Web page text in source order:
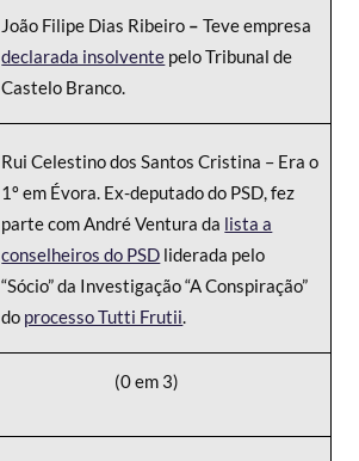
João Filipe Dias Ribeiro –Teve empresa
declarada insolvente pelo Tribunal de
Castelo Branco.
Rui Celestino dos Santos Cristina – Era o
1º em Évora. Ex-deputado do PSD, fez
parte com André Ventura da lista a
conselheiros do PSD liderada pelo
“Sócio” da Investigação “A Conspiração”
do processo Tutti Frutii.
(0 em 3)